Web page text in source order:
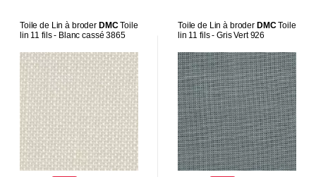
Toile de Lin à broder DMCToile
lin 11 fils - Blanc cassé 3865
Toile de Lin à broder DMCToile
lin 11 fils - Gris Vert 926